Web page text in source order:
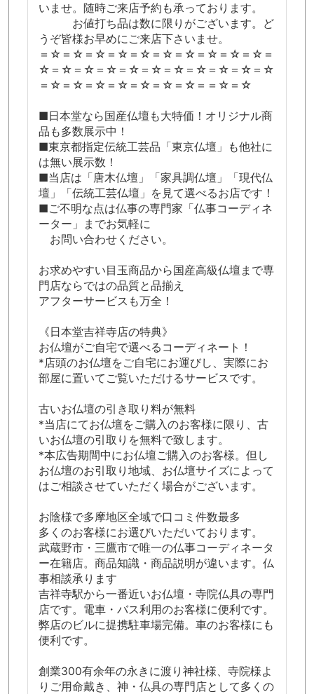
いませ。随時ご来店予約も承っております。
お値打ち品は数に限りがございます。ど
うぞ皆様お早めにご来店下さいませ。
＝☆＝☆＝☆＝☆＝☆＝☆＝☆＝☆＝☆＝☆＝
☆＝☆＝☆＝☆＝☆＝☆＝☆＝☆＝☆＝☆＝☆
＝☆＝☆＝☆＝☆＝☆＝☆＝☆＝＝☆＝☆
■日本堂なら国産仏壇も大特価！オリジナル商
品も多数展示中！
■東京都指定伝統工芸品「東京仏壇」も他社に
は無い展示数！
■当店は「唐木仏壇」「家具調仏壇」「現代仏
壇」「伝統工芸仏壇」を見て選べるお店です！
■ご不明な点は仏事の専門家「仏事コーディネ
ーター」までお気軽に
お問い合わせください。
お求めやすい目玉商品から国産高級仏壇まで専
門店ならではの品質と品揃え
アフターサービスも万全！
《日本堂吉祥寺店の特典》
お仏壇がご自宅で選べるコーディネート！
*店頭のお仏壇をご自宅にお運びし、実際にお
部屋に置いてご覧いただけるサービスです。
古いお仏壇の引き取り料が無料
*当店にてお仏壇をご購入のお客様に限り、古
いお仏壇の引取りを無料で致します。
*本広告期間中にお仏壇ご購入のお客様。但し
お仏壇のお引取り地域、お仏壇サイズによって
はご相談させていただく場合がございます。
お陰様で多摩地区全域で口コミ件数最多
多くのお客様にお選びいただいております。
武蔵野市・三鷹市で唯一の仏事コーディネータ
ー在籍店。商品知識・商品説明が違います。仏
事相談承ります
吉祥寺駅から一番近いお仏壇・寺院仏具の専門
店です。電車・バス利用のお客様に便利です。
弊店のビルに提携駐車場完備。車のお客様にも
便利です。
創業300有余年の永きに渡り神社様、寺院様よ
りご用命戴き、神・仏具の専門店として多くの